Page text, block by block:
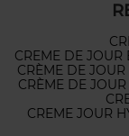
CREME DE JOUR
CRÈME DE
CRÈME DE
CREME JOUR